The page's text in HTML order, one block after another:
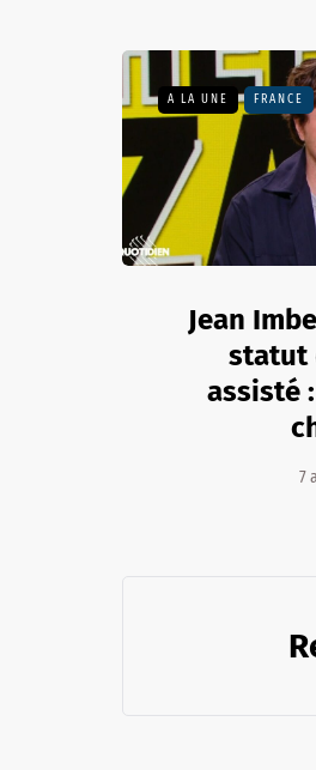
A LA UNE FRANCE
Jean
statut
assisté
7